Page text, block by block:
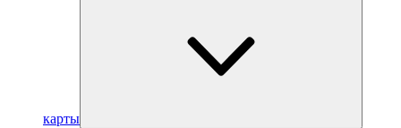
карты